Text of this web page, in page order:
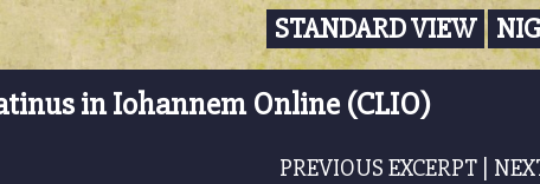
STANDARD VIEW
in Iohannem Online (CLIO)
PREVIOUS EXCERPT